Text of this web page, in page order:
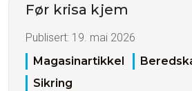
Før krisa kjem
Publisert: 19. mai 2026
Magasinartikkel
Sikring